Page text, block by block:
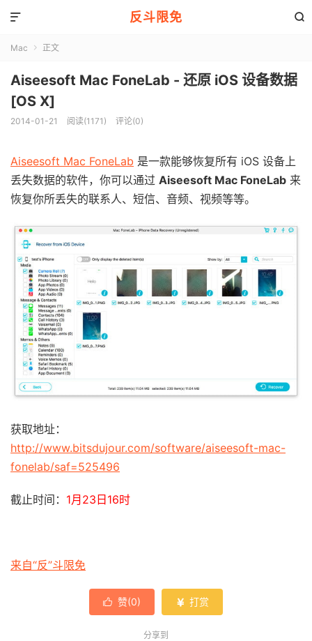
反斗限免 

Mac  正文
Aiseesoft Mac FoneLab - 还原 iOS 设备数据
[OS X]
2014-01-21 阅读(1171) 评论(0)
Aiseesoft Mac FoneLab 是一款能够恢复所有 iOS 设备上
丢失数据的软件，你可以通过 Aiseesoft Mac FoneLab 来
恢复你所丢失的联系人、短信、音频、视频等等。
获取地址：
http://www.bitsdujour.com/software/aiseesoft-mac-
fonelab/saf=525496
截止时间： 1月23日16时
来自“反”斗限免
 赞(0)  打赏
分享到